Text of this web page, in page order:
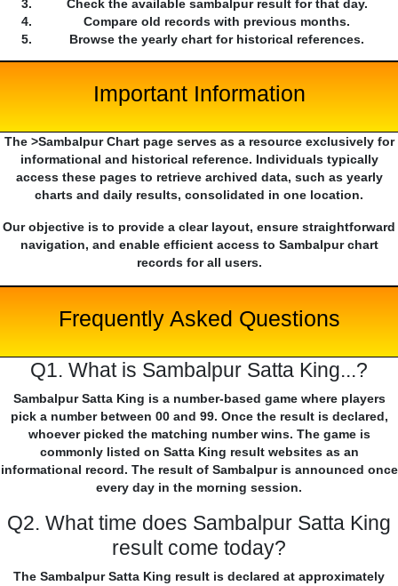
Check the available sambalpur result for that day.
Compare old records with previous months.
Browse the yearly chart for historical references.
Important Information
The >Sambalpur Chart page serves as a resource exclusively for
informational and historical reference. Individuals typically
access these pages to retrieve archived data, such as yearly
charts and daily results, consolidated in one location.
Our objective is to provide a clear layout, ensure straightforward
navigation, and enable efficient access to Sambalpur chart
records for all users.
Frequently Asked Questions
Q1. What is Sambalpur Satta King...?
Sambalpur Satta King is a number-based game where players
pick a number between 00 and 99. Once the result is declared,
whoever picked the matching number wins. The game is
commonly listed on Satta King result websites as an
informational record. The result of Sambalpur is announced once
every day in the morning session.
Q2. What time does Sambalpur Satta King
result come today?
The Sambalpur Satta King result is declared at approximately